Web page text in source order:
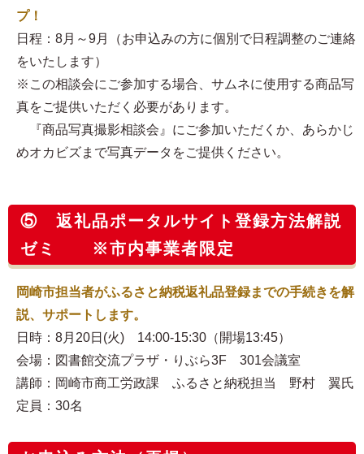
プ！
日程：8月～9月（お申込みの方に個別で日程調整のご連絡
をいたします）
※この相談会にご参加する場合、サムネに使用する商品写
真をご提供いただく必要があります。
『商品写真撮影相談会』にご参加いただくか、あらかじ
めオカビズまで写真データをご提供ください。
⑤ 返礼品ポータルサイト登録方法解説
ゼミ ※市内事業者限定
岡崎市担当者がふるさと納税返礼品登録までの手続きを解
説、サポートします。
日時：8月20日(火) 14:00-15:30（開場13:45）
会場：図書館交流プラザ・りぶら3F 301会議室
講師：岡崎市商工労政課 ふるさと納税担当 野村 翼氏
定員：30名